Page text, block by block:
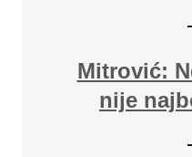
Mitrović:
nije